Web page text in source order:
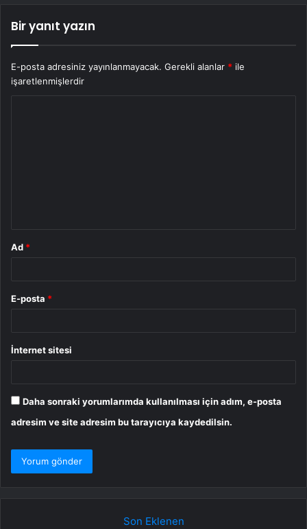
Bir yanıt yazın
E-posta adresiniz yayınlanmayacak. Gerekli alanlar * ile
işaretlenmişlerdir
Ad *
E-posta *
İnternet sitesi
Daha sonraki yorumlarımda kullanılması için adım, e-posta
adresim ve site adresim bu tarayıcıya kaydedilsin.
Son Eklenen